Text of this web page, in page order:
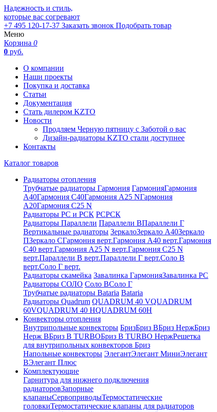
Надежность и стиль,
которые вас согревают
+7 495 120-17-37 Заказать звонок Подобрать товар
Меню
Корзина 0
0 руб.
О компании
Наши проекты
Покупка и доставка
Статьи
Документация
Стать дилером KZTO
Новости
Продляем Черную пятницу с Заботой о вас
Дизайн-радиаторы KZTO стали доступнее
Контакты
Каталог товаров
Радиаторы отопления
Трубчатые радиаторы Гармония ГармонияГармония
А40Гармония С40Гармония А25 NГармония
А20Гармония С25 N
Радиаторы РС и РСК РСРСК
Радиаторы Параллели Параллели ВПараллели Г
Вертикальные радиаторы ЗеркалоЗеркало А40Зеркало
ПЗеркало СГармония верт.Гармония А40 верт.Гармония
С40 верт.Гармония А25 N верт.Гармония С25 N
верт.Параллели В верт.Параллели Г верт.Соло В
верт.Соло Г верт.
Радиаторы скамейка Завалинка ГармонияЗавалинка РС
Радиаторы СОЛО Соло ВСоло Г
Трубчатые радиаторы Bataria Bataria
Радиаторы Quadrum QUADRUM 40 VQUADRUM
60VQUADRUM 40 HQUADRUM 60H
Конвекторы отопления
Внутрипольные конвекторы БризБриз ВБриз НержБриз
Нерж ВБриз В TURBOБриз В TURBO НержРешетка
для внутрипольных конвекторов Бриз
Напольные конвекторы ЭлегантЭлегант МиниЭлегант
ВЭлегант Плюс
Комплектующие
Гарнитура для нижнего подключения
радиаторовЗапорные
клапаныСервоприводыТермостатические
головкиТермостатические клапаны для радиаторов